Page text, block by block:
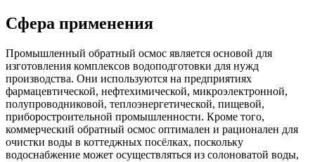
Сфера применения
Промышленный обратный осмос является основой для
изготовления комплексов водоподготовки для нужд
производства. Они используются на предприятиях
фармацевтической, нефтехимической, микроэлектронной,
полупроводниковой, теплоэнергетической, пищевой,
приборостроительной промышленности. Кроме того,
коммерческий обратный осмос оптимален и рационален для
очистки воды в коттеджных посёлках, поскольку
водоснабжение может осуществляться из солоноватой воды,